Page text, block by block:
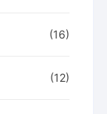
(16)
(12)